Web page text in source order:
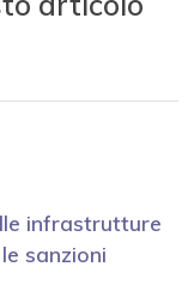
infrastrutture
sanzioni